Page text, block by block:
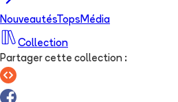
NouveautésTops Média
Collection
Partager cette collection :